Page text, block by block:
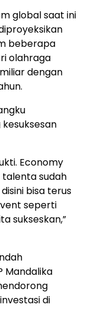
global saat ini
beberapa
olahraga
dengan
Economy
sudah
bisa terus
seperti
sukseskan,”
Mandalika
di